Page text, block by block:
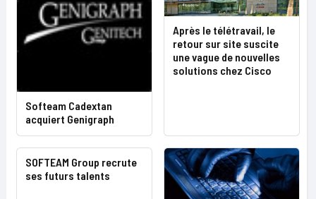
Softeam Cadextan
acquiert Genigraph
Après le télétravail, le
retour sur site suscite
une vague de nouvelles
solutions chez Cisco
SOFTEAM Group recrute
ses futurs talents